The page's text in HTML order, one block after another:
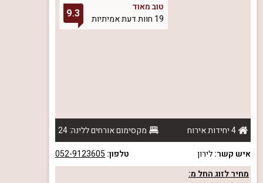
טוב מאוד
19 חוות דעת אמיתיות
9.3
4 יחידות אירוח
מקסימום אורחים ללינה: 24
איש קשר:לירון טלפון: 052-9123605
מחיר לזוג החל מ: